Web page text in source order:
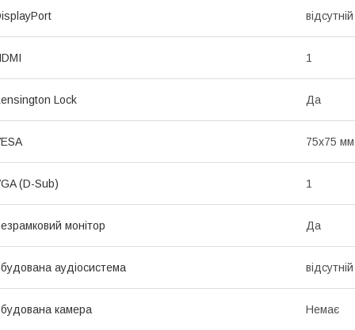
відсутній
1
Lock Да
75x75 мм
(D-Sub) 1
монітор Да
аудіосистема відсутній
камера Немає